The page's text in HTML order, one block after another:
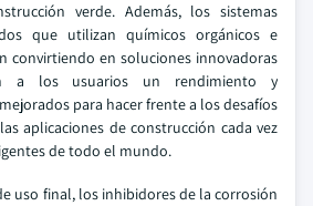
verde. Además, los sistemas
que utilizan químicos orgánicos e
convirtiendo en soluciones innovadoras
a los usuarios un rendimiento y
para hacer frente a los desafíos
aplicaciones de construcción cada vez
de todo el mundo.
uso final, los inhibidores de la corrosión